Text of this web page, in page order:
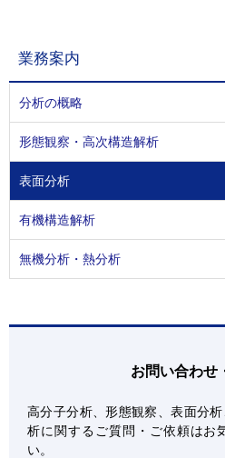
業務案内
分析の概略
形態観察・高次構造解析
表面分析
有機構造解析
無機分析・熱分析
お問い合わせ
高分子分析、形態観察、表面分
析に関するご質問・ご依頼はお
い。